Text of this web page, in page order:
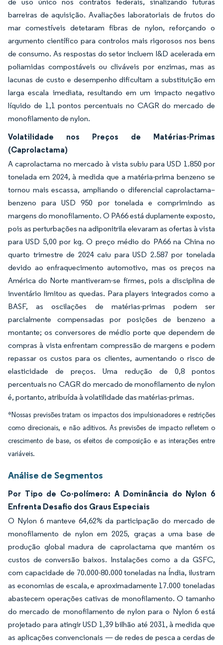
barreiras de aquisição. Avaliações laboratoriais de frutos do
mar comestíveis detetaram fibras de nylon, reforçando o
argumento científico para controlos mais rigorosos nos bens
de consumo. As respostas do setor incluem I&D acelerada em
poliamidas compostáveis ou cliváveis por enzimas, mas as
lacunas de custo e desempenho dificultam a substituição em
larga escala imediata, resultando em um impacto negativo
líquido de 1,1 pontos percentuais no CAGR do mercado de
monofilamento de nylon.
Volatilidade nos Preços de Matérias-Primas
(Caprolactama)
A caprolactama no mercado à vista subiu para USD 1.850 por
tonelada em 2024, à medida que a matéria-prima benzeno se
tornou mais escassa, ampliando o diferencial caprolactama–
benzeno para USD 950 por tonelada e comprimindo as
margens do monofilamento. O PA66 está duplamente exposto,
pois as perturbações na adiponitrila elevaram as ofertas à vista
para USD 5,00 por kg. O preço médio do PA66 na China no
quarto trimestre de 2024 caiu para USD 2.587 por tonelada
devido ao enfraquecimento automotivo, mas os preços na
América do Norte mantiveram-se firmes, pois a disciplina de
inventário limitou as quedas. Para players integrados como a
BASF, as oscilações de matérias-primas podem ser
parcialmente compensadas por posições de benzeno a
montante; os conversores de médio porte que dependem de
compras à vista enfrentam compressão de margens e podem
repassar os custos para os clientes, aumentando o risco de
elasticidade de preços. Uma redução de 0,8 pontos
percentuais no CAGR do mercado de monofilamento de nylon
é, portanto, atribuída à volatilidade das matérias-primas.
*Nossas previsões tratam os impactos dos impulsionadores e restrições
como direcionais, e não aditivos. As previsões de impacto refletem o
crescimento de base, os efeitos de composição e as interações entre
variáveis.
Análise de Segmentos
Por Tipo de Co-polímero: A Dominância do Nylon 6
Enfrenta Desafio dos Graus Especiais
O Nylon 6 manteve 64,62% da participação do mercado de
monofilamento de nylon em 2025, graças a uma base de
produção global madura de caprolactama que mantém os
custos de conversão baixos. Instalações como a da GSFC,
com capacidade de 70.000-80.000 toneladas na Índia, ilustram
as economias de escala, e aproximadamente 17.000 toneladas
abastecem operações cativas de monofilamento. O tamanho
do mercado de monofilamento de nylon para o Nylon 6 está
projetado para atingir USD 1,39 bilhão até 2031, à medida que
as aplicações convencionais — de redes de pesca a cerdas de